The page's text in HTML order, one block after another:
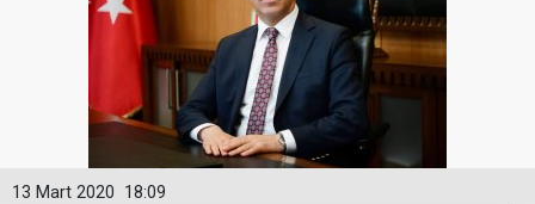
18:09
13 Mart 2020